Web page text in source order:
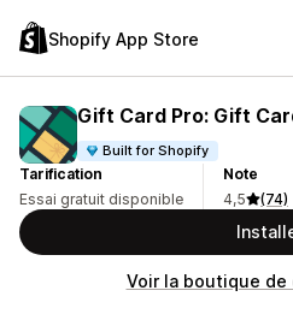
Shopify App Store
Gift Card Pro: Gift
Built for Shopify
Tarification
Essai gratuit disponible
Note
4,5
(74)
Voir la boutique